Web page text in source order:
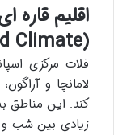
اقلیم
(Continental/Semi-Arid Climate)
فلات مرکزی
لامانچا و
کند. این مناطق
زیادی بین شب و